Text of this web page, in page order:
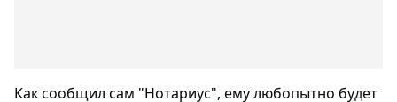
Как сообщил сам "Нотариус", ему любопытно будет